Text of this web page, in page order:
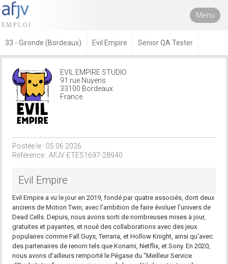
Menu
33 - Gironde (Bordeaux) Evil Empire Senior QA Tester
EVIL EMPIRE STUDIO
91 rue Nuyens
33100 Bordeaux
France
Postée le : 05.06.2026
Référence : AFJV-ETES1697-28940
Evil Empire
Evil Empire a vu le jour en 2019, fondé par quatre associés, dont deux
anciens de Motion Twin, avec l'ambition de faire évoluer l'univers de
Dead Cells. Depuis, nous avons sorti de nombreuses mises à jour,
gratuites et payantes, et noué des collaborations avec des jeux
populaires comme Fall Guys, Terraria, et Hollow Knight, ainsi qu'avec
des partenaires de renom tels que Konami, Netflix, et Sony. En 2020,
nous avons d'ailleurs remporté le Pégase du "Meilleur Service